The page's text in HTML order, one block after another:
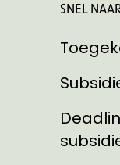
SNEL